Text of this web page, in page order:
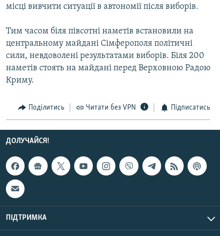
Усі сайти RFE/RL
місці вивчити ситуації в автономії після виборів.
Тим часом біля півсотні наметів встановили на
центральному майдані Сімферополя політичні
сили, невдоволені результатами виборів. Біля 200
наметів стоять на майдані перед Верховною Радою
Криму.
Поділитись Читати без VPN Підписатись
ДОЛУЧАЙСЯ!
ПІДТРИМКА